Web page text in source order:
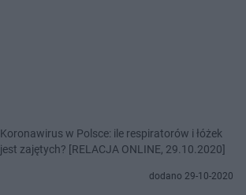
Koronawirus w Polsce: ile respiratorów i łóżek
jest zajętych? [RELACJA ONLINE, 29.10.2020]
dodano 29-10-2020